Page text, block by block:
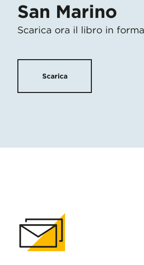
San Marino
Scarica ora il libro in
Scarica